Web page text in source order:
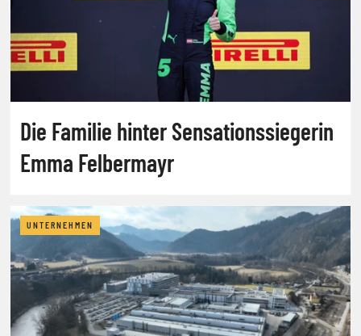
Die Familie hinter Sensationssiegerin
Emma Felbermayr
UNTERNEHMEN